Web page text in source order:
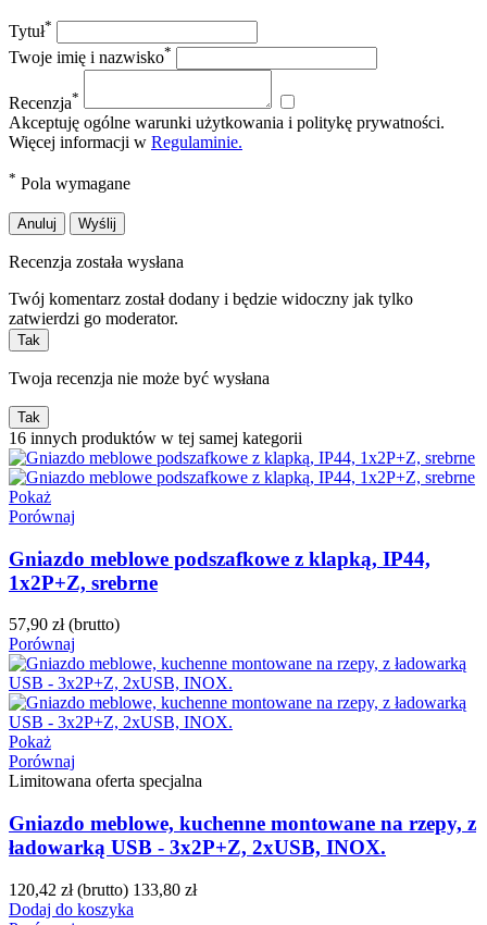
Tytuł*
Twoje imię i nazwisko*
Recenzja*
Akceptuję ogólne warunki użytkowania i politykę prywatności.
Więcej informacji w Regulaminie.
* Pola wymagane
Anuluj Wyślij
Recenzja została wysłana
Twój komentarz został dodany i będzie widoczny jak tylko
zatwierdzi go moderator.
Tak
Twoja recenzja nie może być wysłana
Tak
16 innych produktów w tej samej kategorii
Pokaż
Porównaj
Gniazdo meblowe podszafkowe z klapką, IP44,
1x2P+Z, srebrne
57,90 zł (brutto)
Porównaj
Pokaż
Porównaj
Limitowana oferta specjalna
Gniazdo meblowe, kuchenne montowane na rzepy, z
ładowarką USB - 3x2P+Z, 2xUSB, INOX.
120,42 zł (brutto) 133,80 zł
Dodaj do koszyka